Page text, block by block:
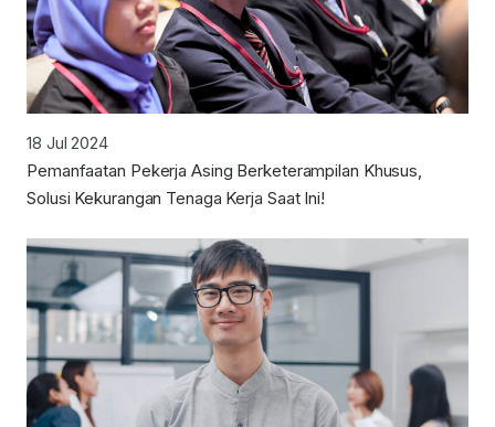
18 Jul 2024
Pemanfaatan Pekerja Asing Berketerampilan Khusus,
Solusi Kekurangan Tenaga Kerja Saat Ini!